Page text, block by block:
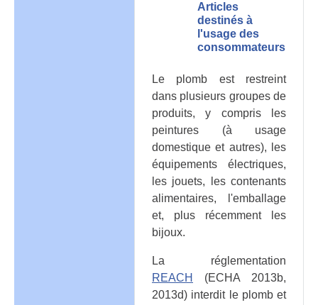
Articles
destinés à
l'usage des
consommateurs
Le plomb est restreint
dans plusieurs groupes de
produits, y compris les
peintures (à usage
domestique et autres), les
équipements électriques,
les jouets, les contenants
alimentaires, l'emballage
et, plus récemment les
bijoux.
La réglementation
REACH
(ECHA 2013b,
2013d) interdit le plomb et